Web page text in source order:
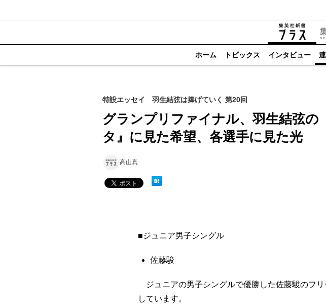
ホーム トピックス インタビュー
特設エッセイ 羽生結弦は捧げていく 第20回
グランプリファイナル、羽生結弦の
タ』に見た希望、各選手に見た光
高山真
■ジュニア男子シングル
佐藤駿
ジュニアの男子シングルで優勝した佐藤駿のフ
しています。